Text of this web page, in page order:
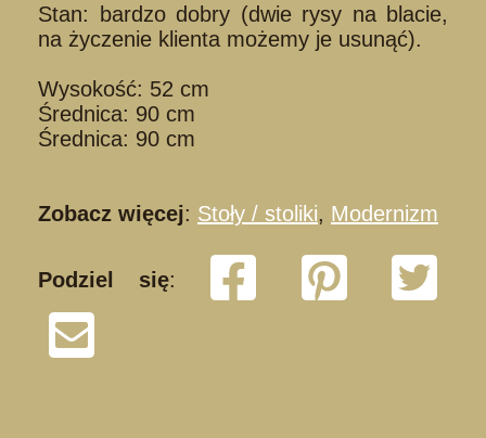
Stan: bardzo dobry (dwie rysy na blacie,
na życzenie klienta możemy je usunąć).
Wysokość: 52 cm
Średnica: 90 cm
Średnica: 90 cm
Zobacz więcej: Stoły / stoliki, Modernizm
Podziel się: